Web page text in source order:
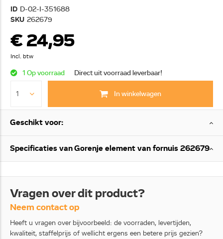
ID D-02-I-351688
SKU 262679
€ 24,95
Incl. btw
1 Op voorraad Direct uit voorraad leverbaar!
In winkelwagen
Geschikt voor:
Specificaties van Gorenje element van fornuis 262679
Vragen over dit product?
Neem contact op
Heeft u vragen over bijvoorbeeld: de voorraden, levertijden,
kwaliteit, staffelprijs of wellicht ergens een betere prijs gezien?